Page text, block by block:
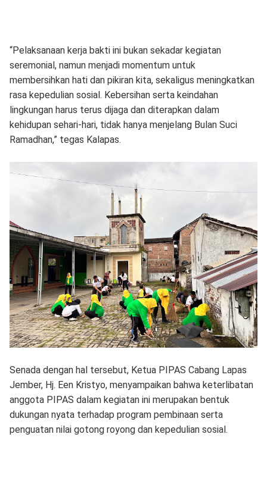
“Pelaksanaan kerja bakti ini bukan sekadar kegiatan
seremonial, namun menjadi momentum untuk
membersihkan hati dan pikiran kita, sekaligus meningkatkan
rasa kepedulian sosial. Kebersihan serta keindahan
lingkungan harus terus dijaga dan diterapkan dalam
kehidupan sehari-hari, tidak hanya menjelang Bulan Suci
Ramadhan,” tegas Kalapas.
Senada dengan hal tersebut, Ketua PIPAS Cabang Lapas
Jember, Hj. Een Kristyo, menyampaikan bahwa keterlibatan
anggota PIPAS dalam kegiatan ini merupakan bentuk
dukungan nyata terhadap program pembinaan serta
penguatan nilai gotong royong dan kepedulian sosial.